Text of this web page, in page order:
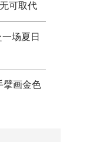
可取代
场夏日
擘画金色